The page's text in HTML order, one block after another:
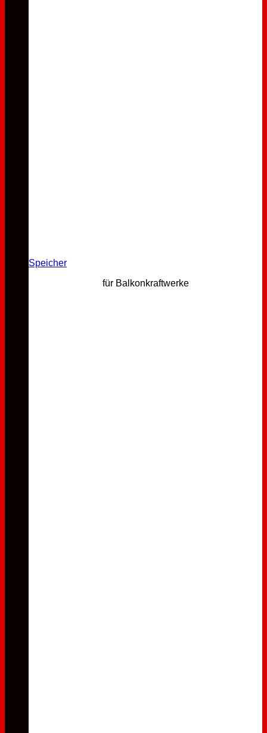
Speicher
für Balkonkraftwerke